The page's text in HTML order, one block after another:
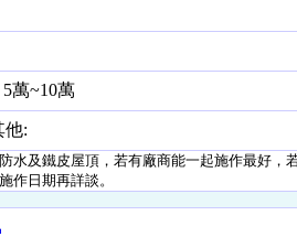
萬~10萬
他:
水及鐵皮屋頂，若有廠商能一起施作最好，
作日期再詳談。